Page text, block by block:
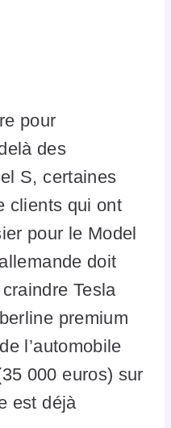
pour
des
S, certaines
clients qui ont
pour le Model
doit
Tesla
premium
l’automobile
000 euros) sur
est déjà